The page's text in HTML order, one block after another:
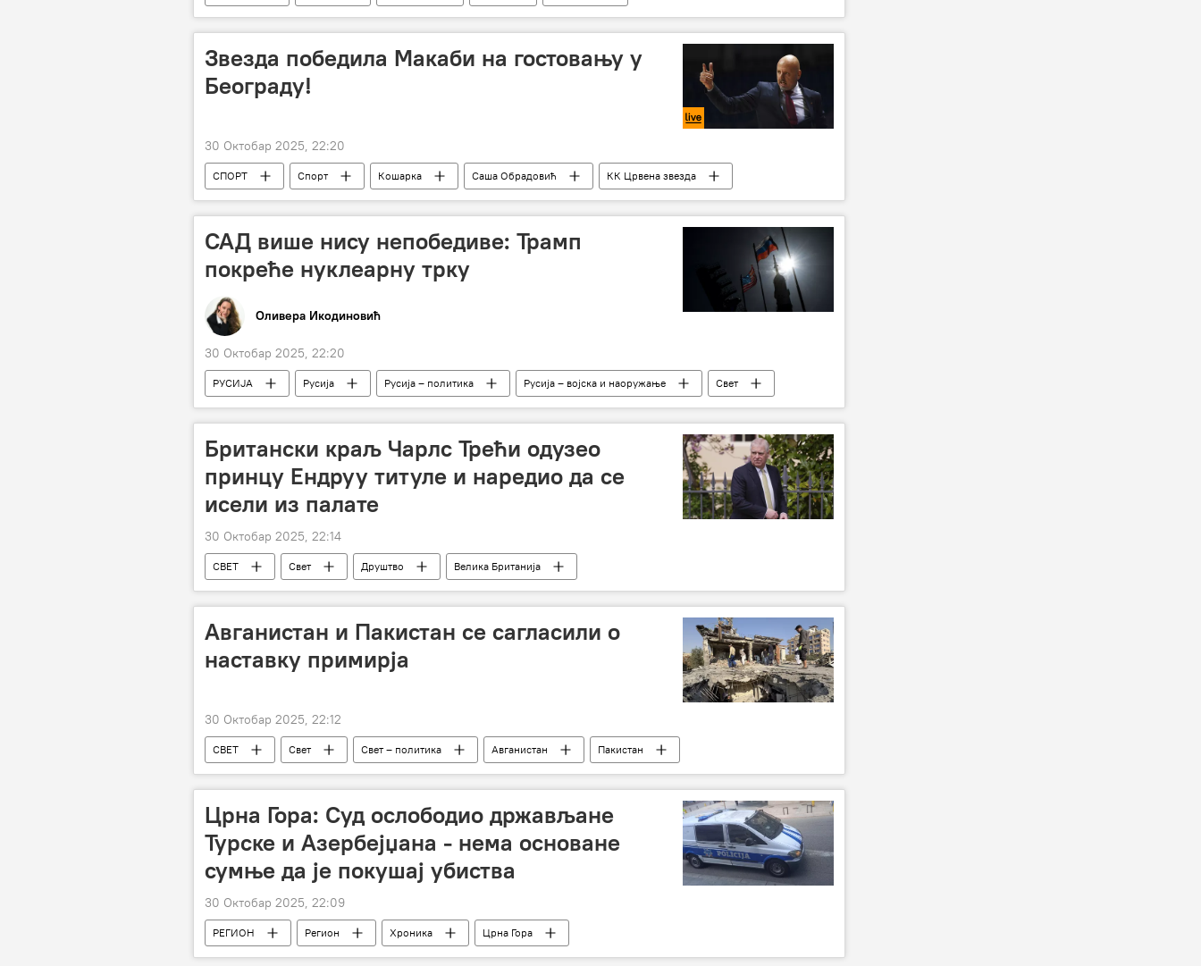
Звезда победила Макаби на гостовању у
Београду!
30 Октобар 2025, 22:20
СПОРТ Спорт Кошарка Саша Обрадовић
КК Црвена звезда
Макаби
Евролига (кошарка)
САД више нису непобедиве: Трамп
покреће нуклеарну трку
Оливера Икодиновић
30 Октобар 2025, 22:20
РУСИЈА Русија Русија – политика Русија – војска и наоружање
Свет
Свет – политика
Војска и наоружање нуклеарно оружје
нуклеарна тријада
Британски краљ Чарлс Трећи одузео
принцу Ендруу титуле и наредио да се
исели из палате
30 Октобар 2025, 22:14
СВЕТ Свет Друштво Велика Британија
Авганистан и Пакистан се сагласили о
наставку примирја
30 Октобар 2025, 22:12
СВЕТ Свет Свет – политика Авганистан Пакистан
Црна Гора: Суд ослободио држављане
Турске и Азербејџана - нема основане
сумње да је покушај убиства
30 Октобар 2025, 22:09
РЕГИОН Регион Хроника Црна Гора